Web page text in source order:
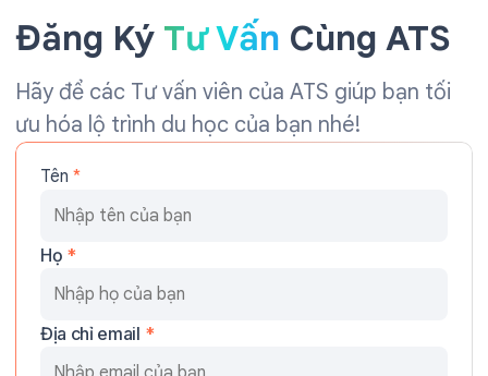
Đăng Ký Tư Vấn Cùng ATS
Hãy để các Tư vấn viên của ATS giúp bạn tối
ưu hóa lộ trình du học của bạn nhé!
Tên *
Họ *
Địa chỉ email *